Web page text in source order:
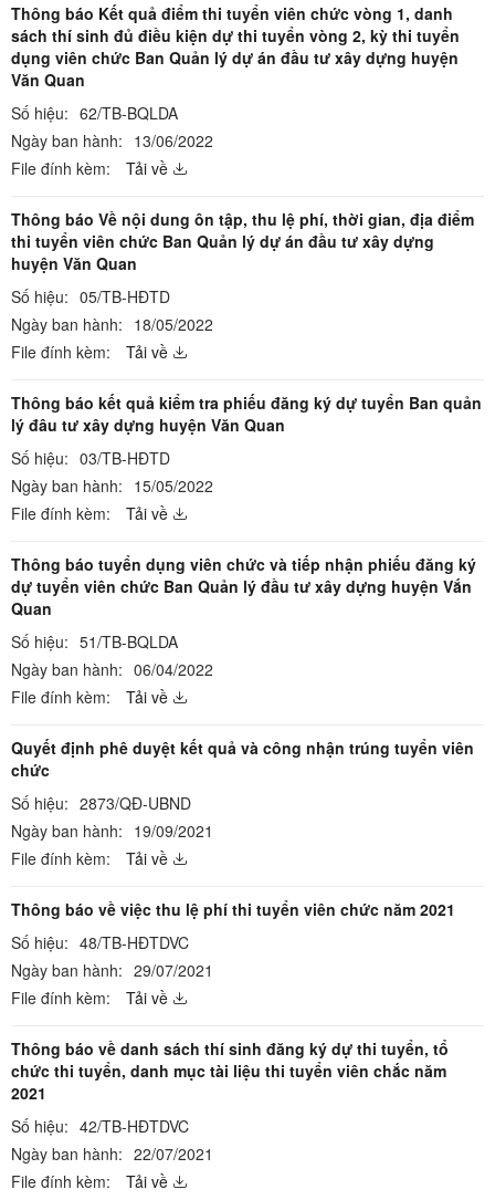
Thông báo Kết quả điểm thi tuyển viên chức vòng 1, danh
sách thí sinh đủ điều kiện dự thi tuyển vòng 2, kỳ thi tuyển
dụng viên chức Ban Quản lý dự án đầu tư xây dựng huyện
Văn Quan
Số hiệu: 62/TB-BQLDA
Ngày ban hành: 13/06/2022
File đính kèm:
Tải về
Thông báo Về nội dung ôn tập, thu lệ phí, thời gian, địa điểm
thi tuyển viên chức Ban Quản lý dự án đầu tư xây dựng
huyện Văn Quan
Số hiệu: 05/TB-HĐTD
Ngày ban hành: 18/05/2022
File đính kèm:
Tải về
Thông báo kết quả kiểm tra phiếu đăng ký dự tuyển Ban quản
lý đâu tư xây dựng huyện Văn Quan
Số hiệu: 03/TB-HĐTD
Ngày ban hành: 15/05/2022
File đính kèm:
Tải về
Thông báo tuyển dụng viên chức và tiếp nhận phiếu đăng ký
dự tuyển viên chức Ban Quản lý đầu tư xây dựng huyện Vắn
Quan
Số hiệu: 51/TB-BQLDA
Ngày ban hành: 06/04/2022
File đính kèm:
Tải về
Quyết định phê duyệt kết quả và công nhận trúng tuyển viên
chức
Số hiệu: 2873/QĐ-UBND
Ngày ban hành: 19/09/2021
File đính kèm:
Tải về
Thông báo về việc thu lệ phí thi tuyển viên chức năm 2021
Số hiệu: 48/TB-HĐTDVC
Ngày ban hành: 29/07/2021
File đính kèm:
Tải về
Thông báo về danh sách thí sinh đăng ký dự thi tuyển, tổ
chức thi tuyển, danh mục tài liệu thi tuyển viên chắc năm
2021
Số hiệu: 42/TB-HĐTDVC
Ngày ban hành: 22/07/2021
File đính kèm:
Tải về